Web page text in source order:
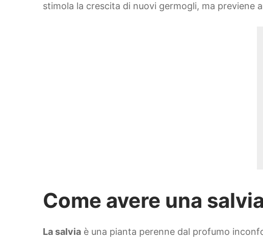
stimola la crescita di nuovi germogli, ma previene
Come avere una
La salvia è una pianta perenne dal profumo